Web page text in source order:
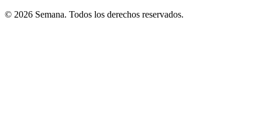
© 2026 Semana. Todos los derechos reservados.